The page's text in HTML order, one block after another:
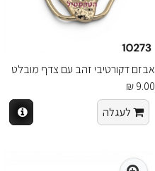
אבזם דקורטיבי זהב עם צדף מובלט
9.00 ₪
לעגלה